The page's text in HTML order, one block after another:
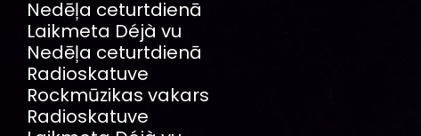
Nedēļa ceturtdienā
Laikmeta Déjà vu
Nedēļa ceturtdienā
Radioskatuve
Rockmūzikas vakars
Radioskatuve